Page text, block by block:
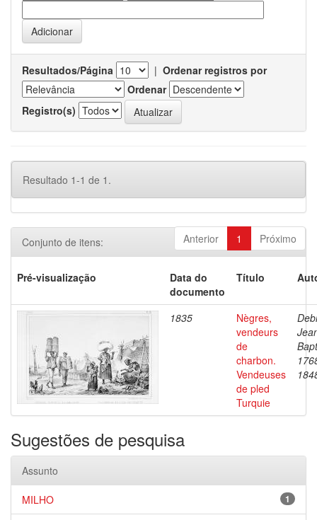
Resultados/Página | Ordenar registros por
Ordenar
Registro(s)
Resultado 1-1 de 1.
Anterior 1 Próximo
Conjunto de itens:
Pré-visualização
Data do
documento
Título
1835
Nègres,
vendeurs
de
charbon.
Vendeuses
de pled
Turquie
Sugestões de pesquisa
Assunto
1
MILHO